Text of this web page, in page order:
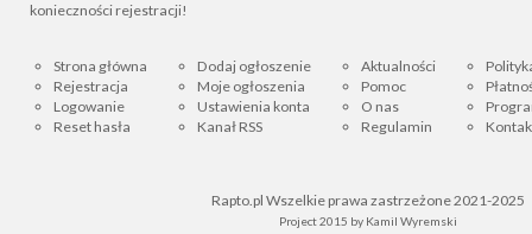
konieczności rejestracji!
Strona główna
Rejestracja
Logowanie
Reset hasła
Dodaj ogłoszenie
Moje ogłoszenia
Ustawienia konta
Kanał RSS
Aktualności
Pomoc
O nas
Regulamin
Rapto.pl Wszelkie prawa zastrzeżone 2021-2025
Project 2015 by Kamil Wyremski